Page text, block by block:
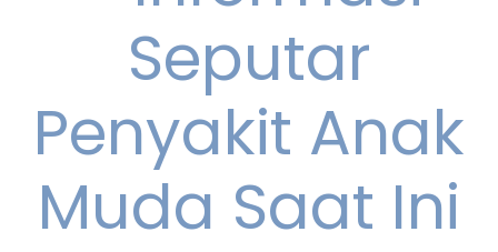
Seputar
Penyakit Anak
Muda Saat Ini